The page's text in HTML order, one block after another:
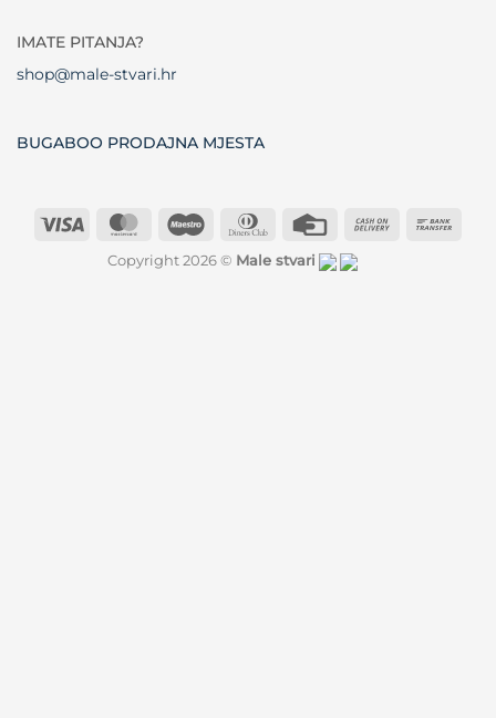
IMATE PITANJA?
shop@male-stvari.hr
BUGABOO PRODAJNA MJESTA
Visa MasterCardMaestro
Dinners
Credit
Cash
Copyright 2026 © Male stvari